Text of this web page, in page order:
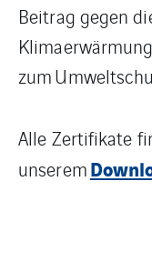
Beitrag gegen
zum
Alle Zertifikate
unserem